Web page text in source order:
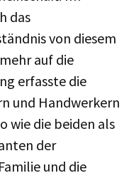
das
von diesem
auf die
erfasste die
und Handwerkern
wie die beiden als
der
und die